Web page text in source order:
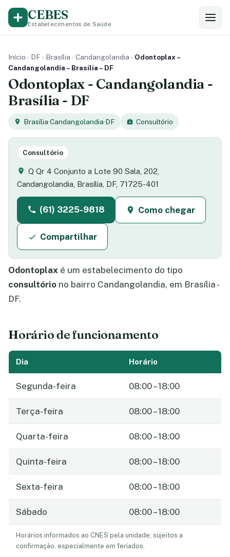
CEBES
Estabelecimentos de Saúde
Início › DF › Brasília › Candangolandia › Odontoplax –
Candangolandia – Brasília – DF
Odontoplax - Candangolandia -
Brasília - DF
Brasília·Candangolandia·DF Consultório
Consultório
Q Qr 4 Conjunto a Lote 90 Sala, 202,
Candangolandia, Brasília, DF, 71725-401
(61) 3225-9818 Como chegar
Compartilhar
Odontoplax é um estabelecimento do tipo
consultório no bairro Candangolandia, em Brasília -
DF.
Horário de funcionamento
Dia Horário
Segunda-feira 08:00 – 18:00
Terça-feira 08:00 – 18:00
Quarta-feira 08:00 – 18:00
Quinta-feira 08:00 – 18:00
Sexta-feira 08:00 – 18:00
Sábado 08:00 – 18:00
Horários informados ao CNES pela unidade; sujeitos a
confirmação, especialmente em feriados.